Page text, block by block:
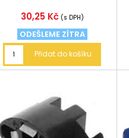
Cena
30,25 Kč (s DPH)
ODEŠLEME ZÍTRA
Přidat do košíku